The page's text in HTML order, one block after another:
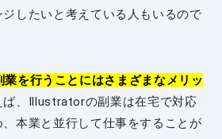
したいと考えている人もいるので
を行うことにはさまざまなメリッ
ば、Illustratorの副業は在宅で対応
本業と並行して仕事をすることが